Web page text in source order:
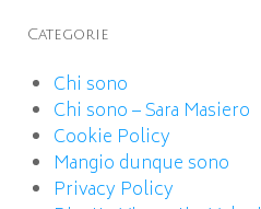
Categorie
Chi sono
Chi sono – Sara Masiero
Cookie Policy
Mangio dunque sono
Privacy Policy